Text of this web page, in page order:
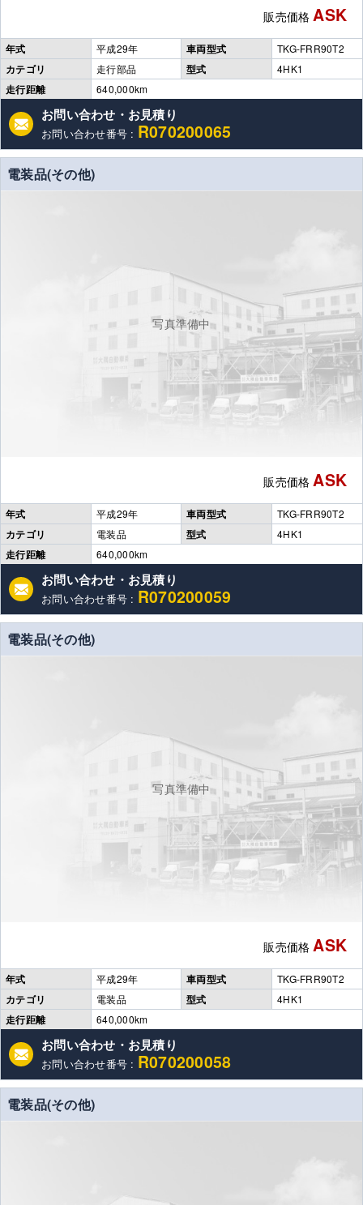
販売価格 ASK
年式 平成29年 車両型式 TKG-FRR90T2
カテゴリ 走行部品 型式 4HK1
走行距離 640,000km
お問い合わせ・お見積り
お問い合わせ番号 : R070200065
電装品(その他)
写真準備中
販売価格 ASK
年式 平成29年 車両型式 TKG-FRR90T2
カテゴリ 電装品 型式 4HK1
走行距離 640,000km
お問い合わせ・お見積り
お問い合わせ番号 : R070200059
電装品(その他)
写真準備中
販売価格 ASK
年式 平成29年 車両型式 TKG-FRR90T2
カテゴリ 電装品 型式 4HK1
走行距離 640,000km
お問い合わせ・お見積り
お問い合わせ番号 : R070200058
電装品(その他)